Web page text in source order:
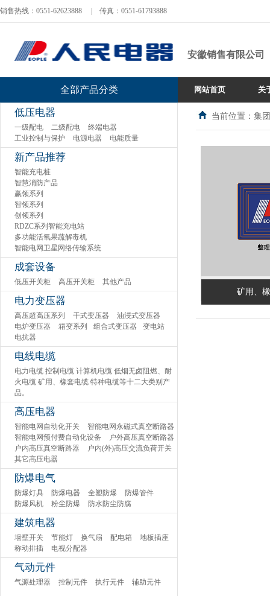
销售热线：0551-62623888 传真：0551-61793888
安徽销售有限公司
全部产品分类 网站首页 关
低压电器
一级配电 二级配电
终端电器
工业控制与保护
电源电器 电能质量
新产品推荐
智能充电桩
智慧消防产品
赢领系列
智领系列
创领系列
RDZC系列智能充电站
多功能活氧果蔬解毒机
智能电网卫星网络传输系统
成套设备
低压开关柜 高压开关柜 其他产品
电力变压器
高压超高压系列 干式变压器
油浸式变压器
电炉变压器
箱变系列 组合式变压器
变电站
电抗器
电线电缆
电力电缆 控制电缆 计算机电缆 低烟无卤阻燃、耐
火电缆 矿用、橡套电缆 特种电缆等十二大类别产
品。
高压电器
智能电网自动化开关
智能电网永磁式真空断路器
智能电网预付费自动化设备
户外高压真空断路器
户内高压真空断路器
户内(外)高压交流负荷开关
其它高压电器
防爆电气
防爆灯具 防爆电器 全塑防爆
防爆管件
防爆风机
粉尘防爆 防水防尘防腐
建筑电器
墙壁开关 节能灯 换气扇 配电箱
地板插座
称动排插
电视分配器
气动元件
气源处理器 控制元件 执行元件 辅助元件
当前位置：集
矿用、